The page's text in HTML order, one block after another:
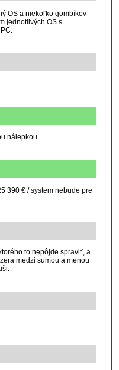
OS a niekoľko gombíkov
jednotlivých OS s
nálepkou.
390 € / system nebude pre
to nepôjde spraviť, a
medzi sumou a menou